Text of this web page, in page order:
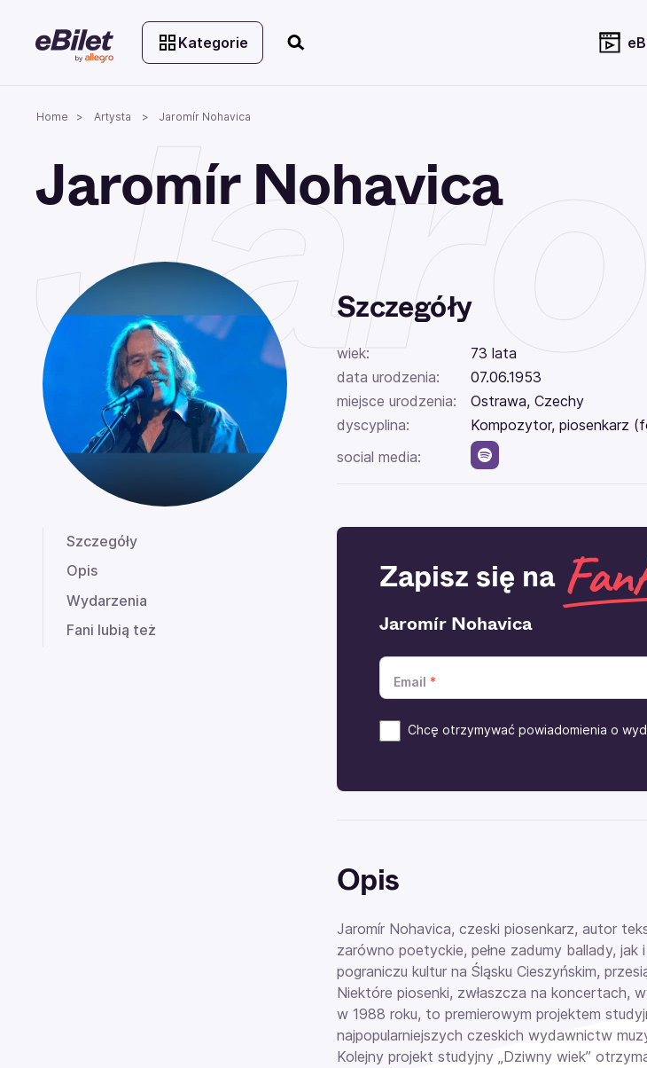
Kategorie
Home Artysta Jaromír Nohavica
Jaromír Nohavica
Szczegóły
Opis
Wydarzenia
Fani lubią też
Szczegóły
wiek:
73 lata
data urodzenia:
07.06.1953
miejsce urodzenia:
Ostrawa, Czechy
dyscyplina:
Kompozytor, piosenkarz
social media:
Zapisz się na
Jaromír Nohavica
Email
Chcę otrzymywać powiadomienia o
Opis
Jaromír Nohavica, czeski piosenkarz, autor
zarówno poetyckie, pełne zadumy ballady,
pograniczu kultur na Śląsku Cieszyńskim,
Niektóre piosenki, zwłaszcza na koncertach,
w 1988 roku, to premierowym projektem
najpopularniejszych czeskich wydawnictw
Kolejny projekt studyjny „Dziwny wiek”